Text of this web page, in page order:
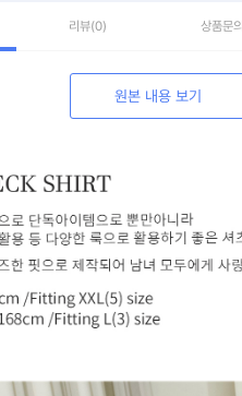
리뷰(0) 상품문의
원본 내용 보기